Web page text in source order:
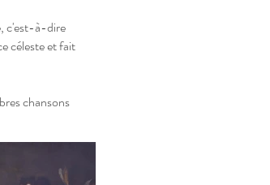
c'est-à-dire
céleste et fait
chansons